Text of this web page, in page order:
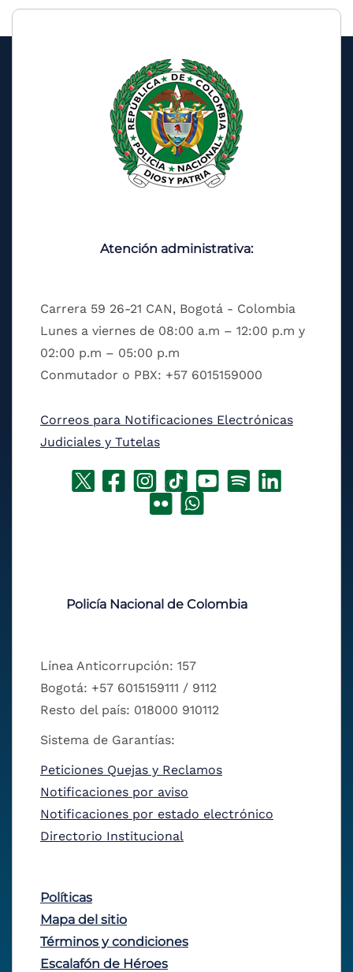
Atención administrativa:
Carrera 59 26-21 CAN, Bogotá - Colombia
Lunes a viernes de 08:00 a.m – 12:00 p.m y
02:00 p.m – 05:00 p.m
Conmutador o PBX: +57 6015159000
Correos para Notificaciones Electrónicas
Judiciales y Tutelas
Policía Nacional de Colombia
Línea Anticorrupción: 157
Bogotá: +57 6015159111 / 9112
Resto del país: 018000 910112
Sistema de Garantías:
Peticiones Quejas y Reclamos
Notificaciones por aviso
Notificaciones por estado electrónico
Directorio Institucional
Políticas
Mapa del sitio
Términos y condiciones
Escalafón de Héroes